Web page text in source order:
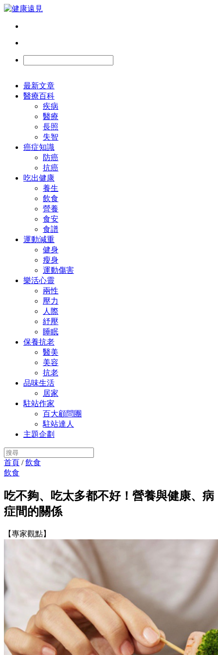
最新文章
醫療百科
疾病
醫療
長照
失智
癌症知識
防癌
抗癌
吃出健康
養生
飲食
營養
食安
食譜
運動減重
健身
瘦身
運動傷害
樂活心靈
兩性
壓力
人際
紓壓
睡眠
保養抗老
醫美
美容
抗老
品味生活
居家
駐站作家
百大顧問團
駐站達人
主題企劃
首頁 /飲食
飲食
吃不夠、吃太多都不好！營養與健康、病
症間的關係
【專家觀點】